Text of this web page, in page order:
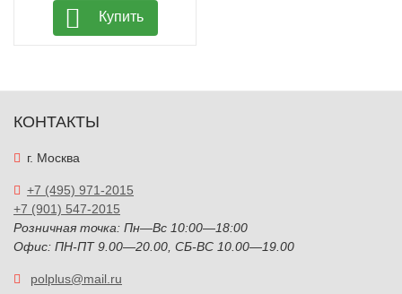
Купить
КОНТАКТЫ
г. Москва
+7 (495) 971-2015
+7 (901) 547-2015
Розничная точка: Пн—Вс 10:00—18:00
Офис: ПН-ПТ 9.00—20.00, СБ-ВС 10.00—19.00
polplus@mail.ru